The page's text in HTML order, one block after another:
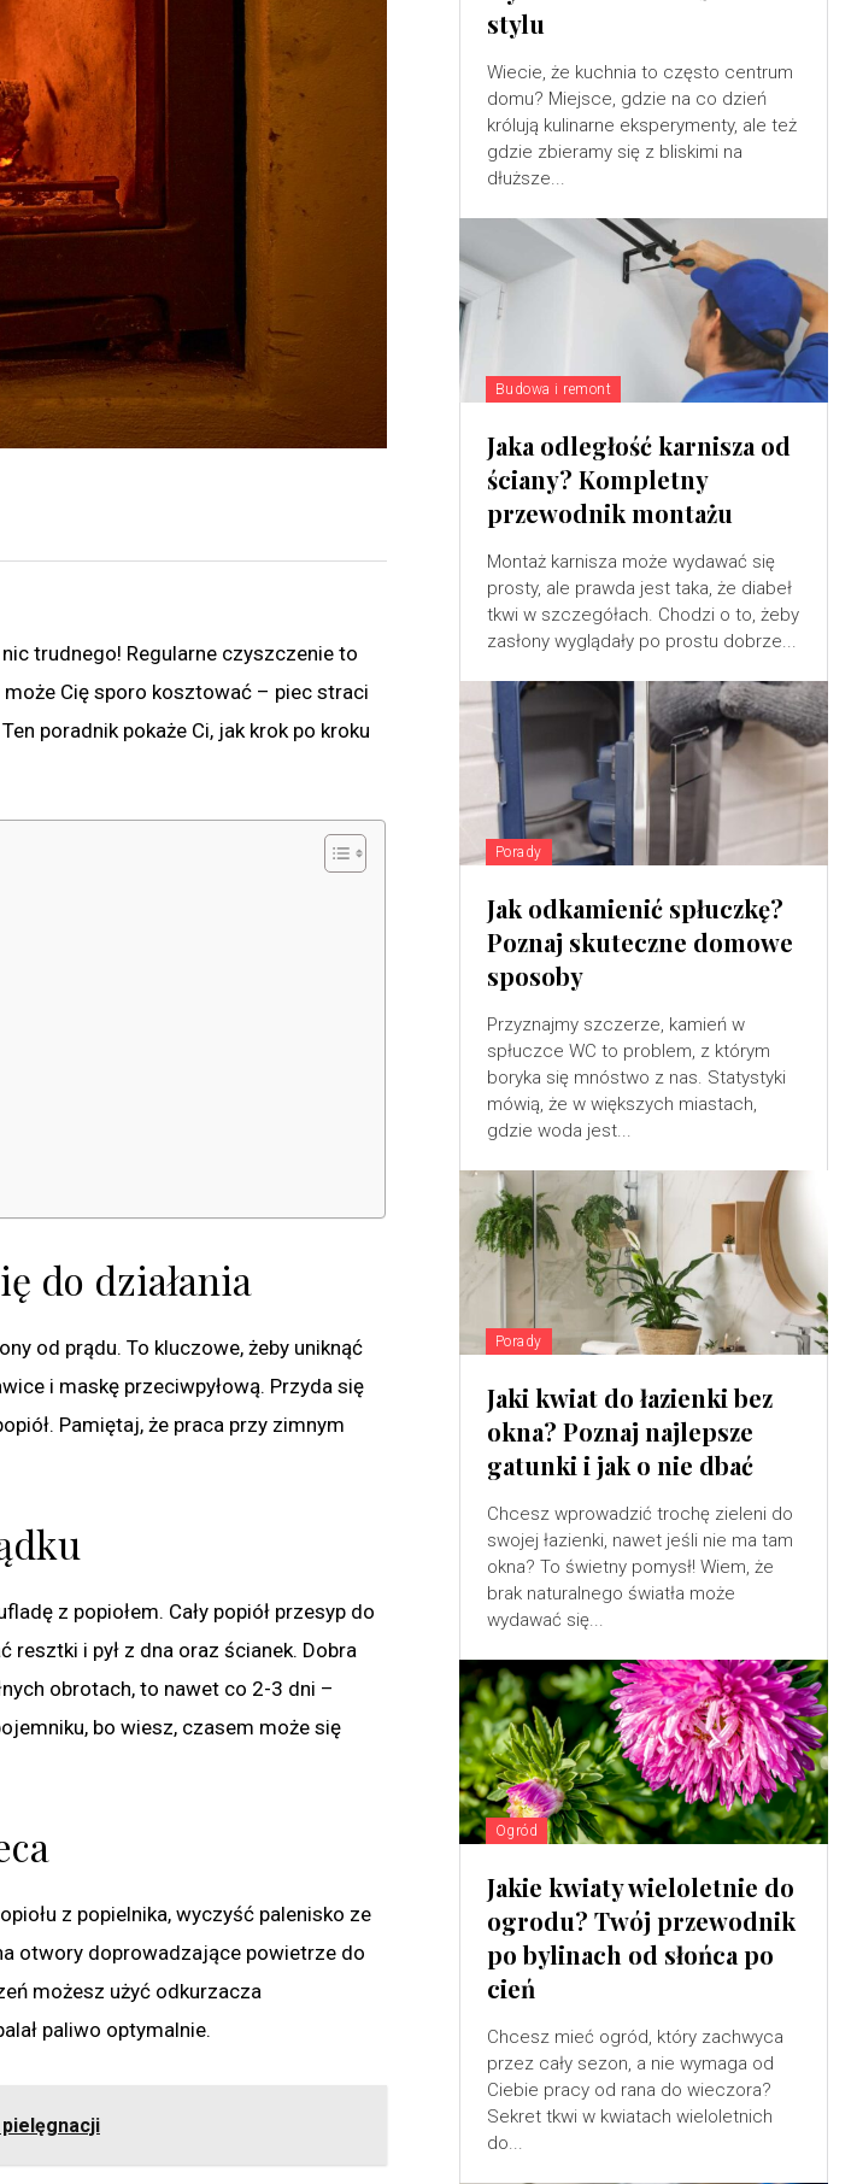
trudnego! Regularne czyszczenie to
Cię sporo kosztować – piec straci
poradnik pokaże Ci, jak krok po kroku
do działania
od prądu. To kluczowe, żeby uniknąć
i maskę przeciwpyłową. Przyda się
Pamiętaj, że praca przy zimnym
z popiołem. Cały popiół przesyp do
resztki i pył z dna oraz ścianek. Dobra
obrotach, to nawet co 2-3 dni –
bo wiesz, czasem może się
z popielnika, wyczyść palenisko ze
otwory doprowadzające powietrze do
możesz użyć odkurzacza
paliwo optymalnie.
stylu
Wiecie, że kuchnia to często centrum
domu? Miejsce, gdzie na co dzień
królują kulinarne eksperymenty, ale też
gdzie zbieramy się z bliskimi na
dłuższe...
Budowa i remont
Jaka odległość karnisza od
ściany? Kompletny
przewodnik montażu
Montaż karnisza może wydawać się
prosty, ale prawda jest taka, że diabeł
tkwi w szczegółach. Chodzi o to, żeby
zasłony wyglądały po prostu dobrze...
Porady
Jak odkamienić spłuczkę?
Poznaj skuteczne domowe
sposoby
Przyznajmy szczerze, kamień w
spłuczce WC to problem, z którym
boryka się mnóstwo z nas. Statystyki
mówią, że w większych miastach,
gdzie woda jest...
Porady
Jaki kwiat do łazienki bez
okna? Poznaj najlepsze
gatunki i jak o nie dbać
Chcesz wprowadzić trochę zieleni do
swojej łazienki, nawet jeśli nie ma tam
okna? To świetny pomysł! Wiem, że
brak naturalnego światła może
wydawać się...
Ogród
Jakie kwiaty wieloletnie do
ogrodu? Twój przewodnik
po bylinach od słońca po
cień
Chcesz mieć ogród, który zachwyca
przez cały sezon, a nie wymaga od
Ciebie pracy od rana do wieczora?
Sekret tkwi w kwiatach wieloletnich
do...